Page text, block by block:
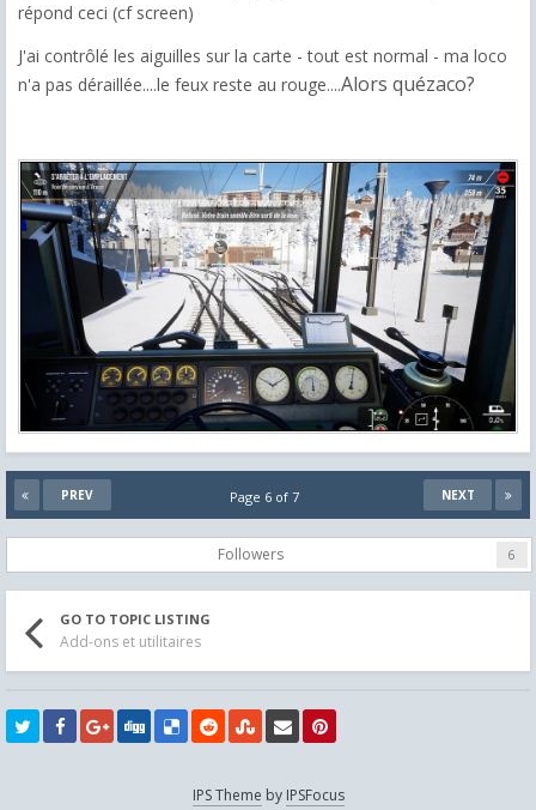
répond ceci (cf screen)
J'ai contrôlé les aiguilles sur la carte - tout est normal - ma loco
n'a pas déraillée....le feux reste au rouge....Alors quézaco?
PREV NEXT
Page 6 of 7
Followers 6
GO TO TOPIC LISTING
Add-ons et utilitaires
IPS Theme by IPSFocus